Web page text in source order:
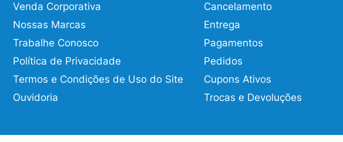
Venda Corporativa
Nossas Marcas
Trabalhe Conosco
Política de Privacidade
Termos e Condições de Uso do Site
Ouvidoria
Cancelamento
Entrega
Pagamentos
Pedidos
Cupons Ativos
Trocas e Devoluções